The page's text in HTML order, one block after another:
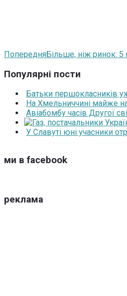
ПопередняБільше, ніж ринок: 5
Популярні пости
Батьки першокласників
На Хмельниччині майже
Авіабомбу часів Другої
У Славуті юні учасники
ми в facebook
реклама